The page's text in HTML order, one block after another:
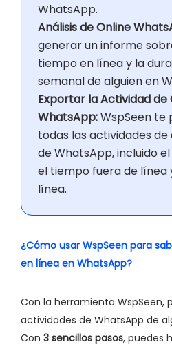
WhatsApp.
Análisis de Online
generar un informe
tiempo en línea y la
semanal de alguien en
Exportar la Actividad de
WhatsApp:WspSeen
todas las actividades
de WhatsApp, incluido
el tiempo fuera de línea
línea.
¿Cómo usar WspSeen para
en línea en WhatsApp?
Con la herramienta WspSeen,
actividades de WhatsApp de
Con 3 sencillos pasos, puedes